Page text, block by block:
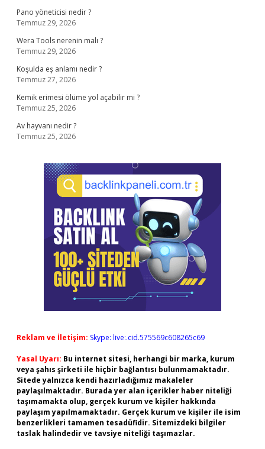
Pano yöneticisi nedir ?
Temmuz 29, 2026
Wera Tools nerenin malı ?
Temmuz 29, 2026
Koşulda eş anlamı nedir ?
Temmuz 27, 2026
Kemik erimesi ölüme yol açabilir mi ?
Temmuz 25, 2026
Av hayvanı nedir ?
Temmuz 25, 2026
Reklam ve İletişim: Skype: live:.cid.575569c608265c69
Yasal Uyarı: Bu internet sitesi, herhangi bir marka, kurum
veya şahıs şirketi ile hiçbir bağlantısı bulunmamaktadır.
Sitede yalnızca kendi hazırladığımız makaleler
paylaşılmaktadır. Burada yer alan içerikler haber niteliği
taşımamakta olup, gerçek kurum ve kişiler hakkında
paylaşım yapılmamaktadır. Gerçek kurum ve kişiler ile isim
benzerlikleri tamamen tesadüfidir. Sitemizdeki bilgiler
taslak halindedir ve tavsiye niteliği taşımazlar.